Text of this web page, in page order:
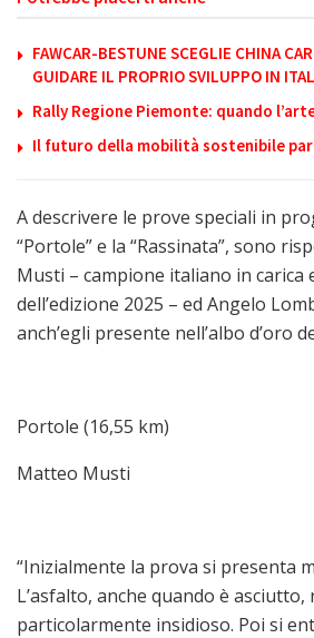
FAWCAR-BESTUNE SCEGLIE CHINA
GUIDARE IL PROPRIO SVILUPPO IN
Rally Regione Piemonte: quando
Il futuro della mobilità sostenibile
A descrivere le prove speciali in
“Portole” e la “Rassinata”, sono
Musti – campione italiano in carica
dell’edizione 2025 – ed Angelo
anch’egli presente nell’albo d’oro
Portole (16,55 km)
Matteo Musti
“Inizialmente la prova si presenta
L’asfalto, anche quando è asciutto,
particolarmente insidioso. Poi si